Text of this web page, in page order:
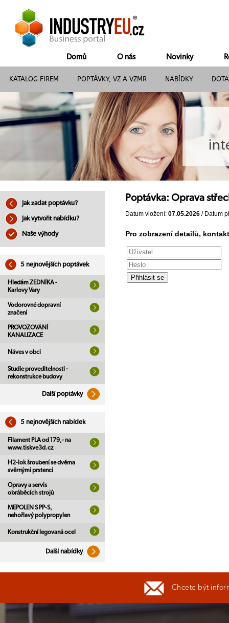
Domů O nás Novinky
KATALOG FIREM POPTÁVKY, VZ A VZMR NABÍDKY
Jak zadat poptávku?
Jak vytvořit nabídku?
Naše výhody
5 nejnovějších poptávek
Hledám ZEDNÍKA -
Karlovy Vary
Vodorovné dopravní
značení
PROVOZOVÁNÍ
KANALIZACE
Náves v obci
Studie proveditelnosti -
rekonstrukce budovy
Další poptávky
5 nejnovějších nabídek
Filament PLA od 179,- na
www.tiskve3d.cz
H2-lok šroubení se dvěma
svěrnými prstenci
Opravy a servis
obráběcích strojů
MEPOLEN S PP-S,
nehořlavý polypropylen
Konstrukční legovaná ocel
Další nabídky
Poptávka: Oprava
Datum vložení: 07.05.2026 / Datum
Pro zobrazení detailů,
Chcete být